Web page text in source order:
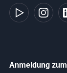
Anmeldung